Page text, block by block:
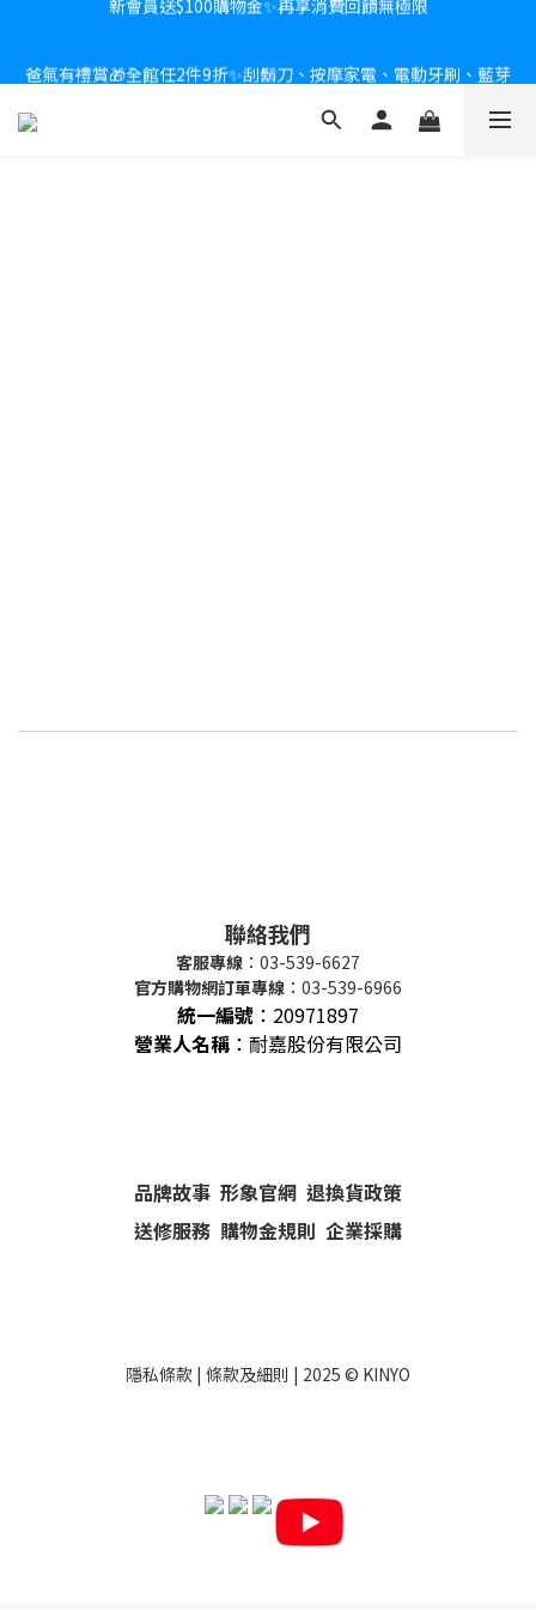
爸氣有禮賞🎁全館任2件9折✨刮鬍刀、按摩家電、電動牙刷、藍芽
聯絡我們
客服專線 ：03-539-6627
官方購物網訂單專線 ：03-539-6966
統一編號 ： 20971897
營業人名稱 ：耐嘉股份有限公司
品牌故事 形象官網 退換貨政策
送修服務 購物金規則 企業採購
隱私條款 | 條款及細則 | 2025 © KINYO